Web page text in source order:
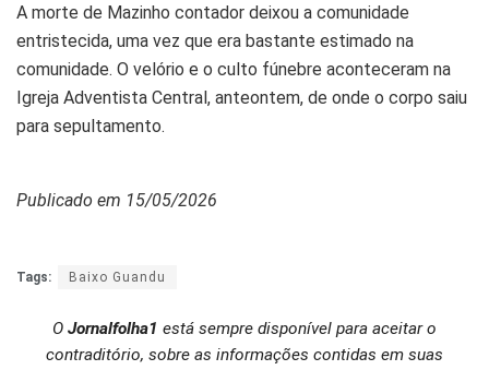
A morte de Mazinho contador deixou a comunidade
entristecida, uma vez que era bastante estimado na
comunidade. O velório e o culto fúnebre aconteceram na
Igreja Adventista Central, anteontem, de onde o corpo saiu
para sepultamento.
Publicado em 15/05/2026
Tags: Baixo Guandu
O Jornalfolha1 está sempre disponível para aceitar o
contraditório, sobre as informações contidas em suas